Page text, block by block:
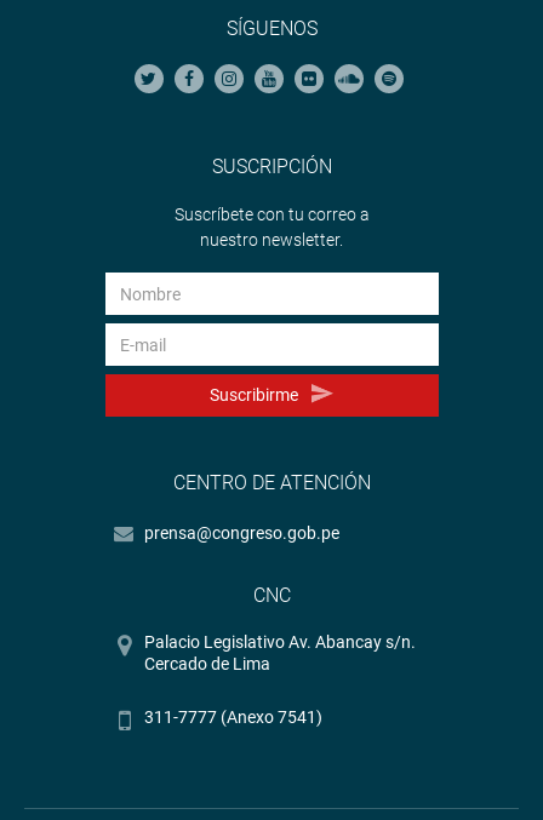
SÍGUENOS
SUSCRIPCIÓN
Suscríbete con tu correo a
nuestro newsletter.
Suscribirme
CENTRO DE ATENCIÓN
prensa@congreso.gob.pe
CNC
Palacio Legislativo Av. Abancay s/n.
Cercado de Lima
311-7777 (Anexo 7541)